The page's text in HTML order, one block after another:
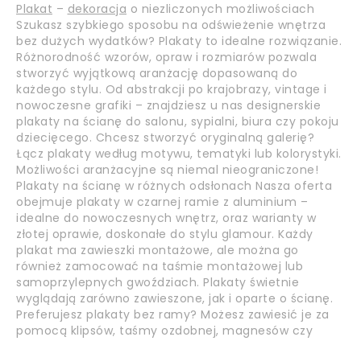
Plakat – dekoracja o niezliczonych możliwościach
Szukasz szybkiego sposobu na odświeżenie wnętrza
bez dużych wydatków? Plakaty to idealne rozwiązanie.
Różnorodność wzorów, opraw i rozmiarów pozwala
stworzyć wyjątkową aranżację dopasowaną do
każdego stylu. Od abstrakcji po krajobrazy, vintage i
nowoczesne grafiki – znajdziesz u nas designerskie
plakaty na ścianę do salonu, sypialni, biura czy pokoju
dziecięcego. Chcesz stworzyć oryginalną galerię?
Łącz plakaty według motywu, tematyki lub kolorystyki.
Możliwości aranżacyjne są niemal nieograniczone!
Plakaty na ścianę w różnych odsłonach Nasza oferta
obejmuje plakaty w czarnej ramie z aluminium –
idealne do nowoczesnych wnętrz, oraz warianty w
złotej oprawie, doskonałe do stylu glamour. Każdy
plakat ma zawieszki montażowe, ale można go
również zamocować na taśmie montażowej lub
samoprzylepnych gwoździach. Plakaty świetnie
wyglądają zarówno zawieszone, jak i oparte o ścianę.
Preferujesz plakaty bez ramy? Możesz zawiesić je za
pomocą klipsów, taśmy ozdobnej, magnesów czy